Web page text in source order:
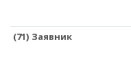
(71) Заявник